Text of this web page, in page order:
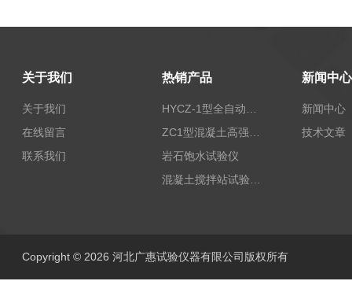
关于我们
关于我们
在线留言
联系我们
热销产品
岩石饱水试验仪
新闻中心
新闻中心
技术文章
Copyright © 2026 河北广惠试验仪器有限公司版权所有